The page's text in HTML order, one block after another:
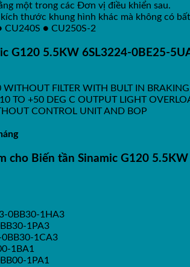
một trong các Đơn vị điều khiển sau.
thước khung hình khác mà không có
CU240S ● CU250S-2
G120 5.5KW 6SL3224-0BE25-
FILTER WITH BULT IN
TO +50 DEG C OUTPUT LIGHT
CONTROL UNIT AND BOP
cho Biến tần Sinamic G120 5.5KW
0BB30-1HA3
1PA3
1CA3
1BA1
1PA1